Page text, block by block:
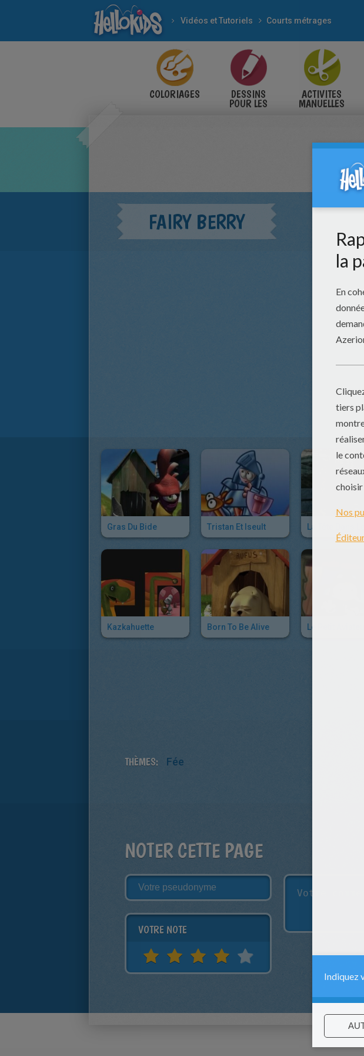
Vidéos et Tutoriels Courts métrages
COLORIAGES DESSINS
POUR LES
ACTIVITES
MANUELLES
FAIRY BERRY
Gras Du Bide Tristan Et Iseult
Kazkahuette Born To Be Alive Le Petit Aviateur
THÈMES: Fée
NOTER CETTE PAGE
VOTRE NOTE